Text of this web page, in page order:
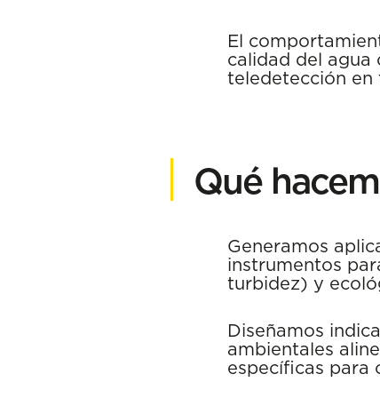
El
calidad del agua
teledetección en
Qué
Generamos
instrumentos
turbidez) y
Diseñamos
ambientales
específicas para